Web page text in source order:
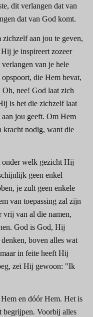
dit verlangen dat van
dat van God komt.
aan jou te geven,
je inspireert zozeer
van je hele
die Hem bevat,
nee! God laat zich
is het die zichzelf laat
jou geeft. Om Hem
kracht nodig, want die
onder welk gezicht Hij
geen enkel
je zult geen enkele
van toepassing zal zijn
vrij van al die namen,
God is God, Hij
boven alles wat
in feite heeft Hij
zei Hij gewoon: "Ik
en dóór Hem. Het is
begrijpen. Voorbij alles